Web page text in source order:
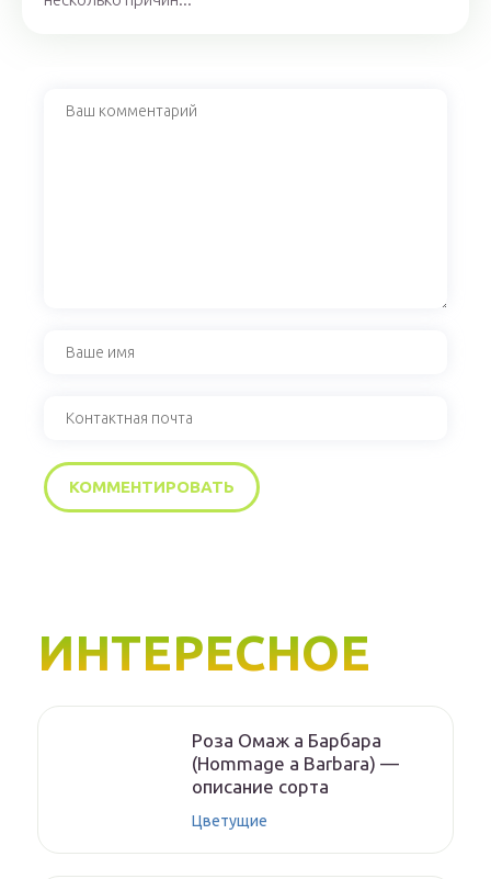
ИНТЕРЕСНОЕ
Роза Омаж а Барбара
(Hommage a Barbara) —
описание сорта
Цветущие